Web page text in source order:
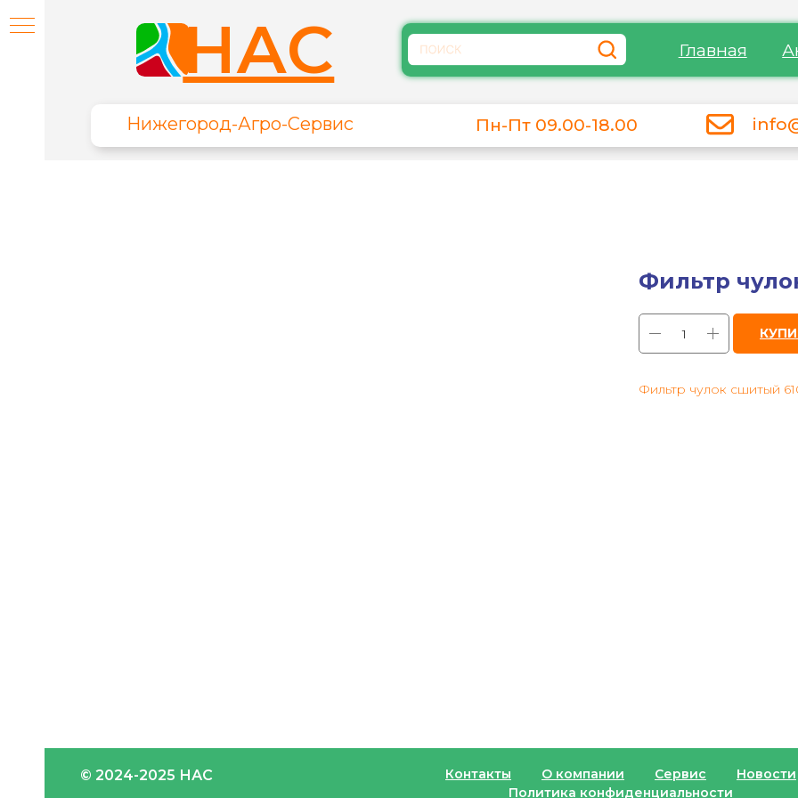
Главная
НАС
Пн-Пт 09.00-18.00
Нижегород-Агро-Сервис
Фильтр
Фильтр чулок сшитый
© 2024-2025 НАС Контакты О компании Сервис
Новости
Политика конфиденциальности